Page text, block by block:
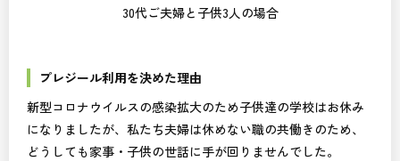
30代ご夫婦と子供3人の場合
プレジール利用を決めた理由
新型コロナウイルスの感染拡大のため子供達の学校はお休み
になりましたが、私たち夫婦は休めない職の共働きのため、
どうしても家事・子供の世話に手が回りませんでした。